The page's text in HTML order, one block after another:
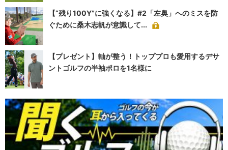
【“残り100Y”に強くなる】#2「左奥」へのミスを防
ぐために桑木志帆が意識して...
【プレゼント】軸が整う！トッププロも愛用するデサ
ントゴルフの半袖ポロを1名様に